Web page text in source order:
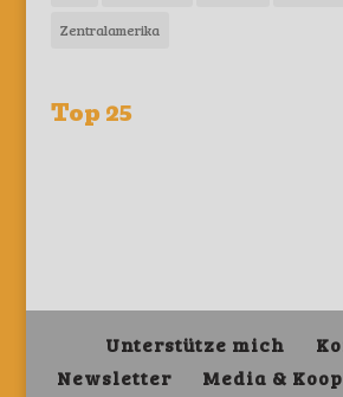
Zentralamerika
Top 25
Unterstütze mich
Newsletter
Media &